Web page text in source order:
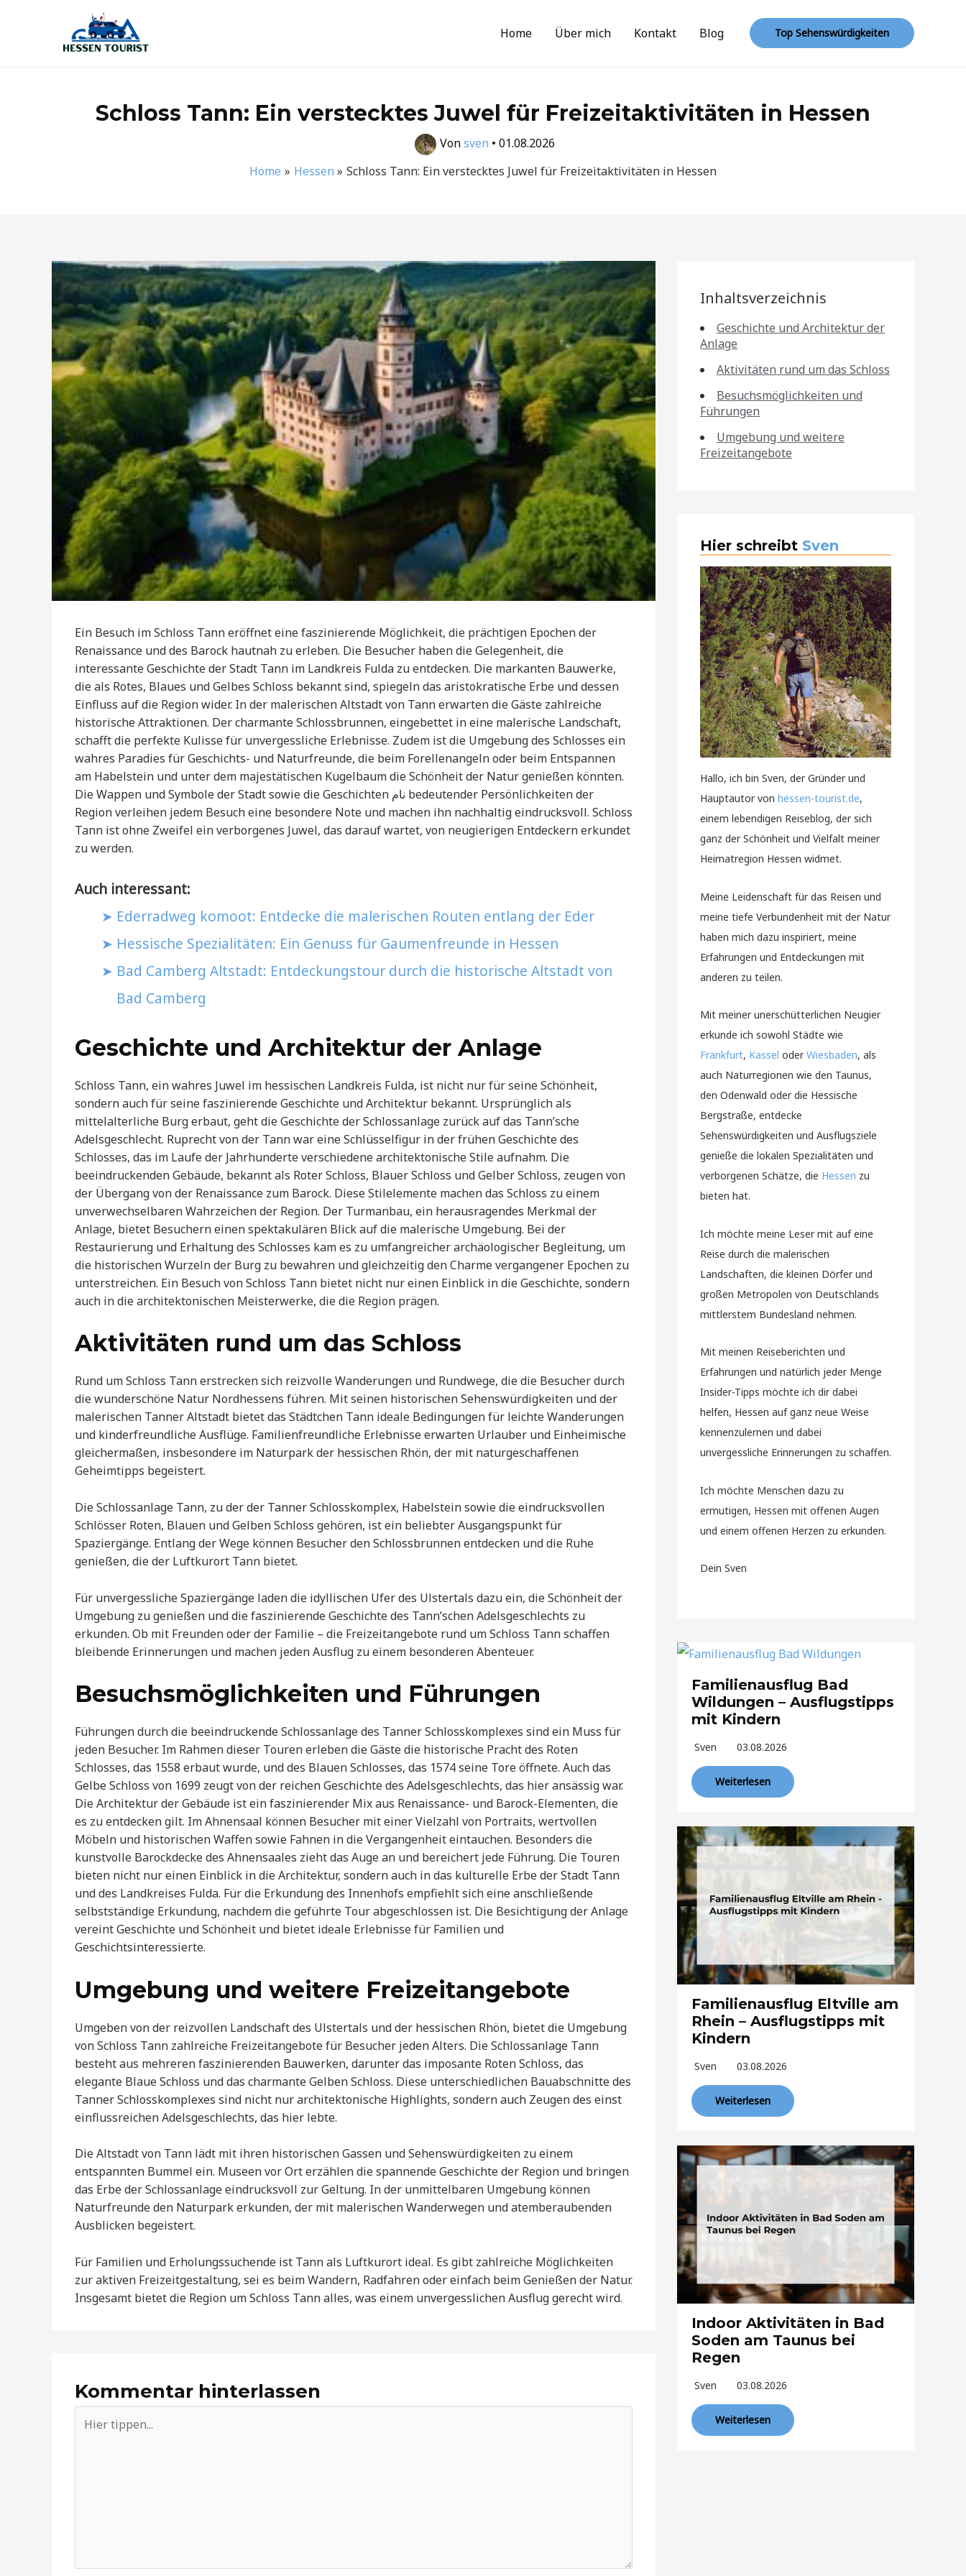
Home Über mich Kontakt Blog Top Sehenswürdigkeiten
Schloss Tann: Ein verstecktes Juwel für Freizeitaktivitäten in Hessen
Vonsven • 01.08.2026
Home
Hessen Schloss Tann: Ein verstecktes Juwel für Freizeitaktivitäten in Hessen
Ein Besuch im Schloss Tann eröffnet eine faszinierende Möglichkeit, die prächtigen Epochen der
Renaissance und des Barock hautnah zu erleben. Die Besucher haben die Gelegenheit, die
interessante Geschichte der Stadt Tann im Landkreis Fulda zu entdecken. Die markanten Bauwerke,
die als Rotes, Blaues und Gelbes Schloss bekannt sind, spiegeln das aristokratische Erbe und dessen
Einfluss auf die Region wider. In der malerischen Altstadt von Tann erwarten die Gäste zahlreiche
historische Attraktionen. Der charmante Schlossbrunnen, eingebettet in eine malerische Landschaft,
schafft die perfekte Kulisse für unvergessliche Erlebnisse. Zudem ist die Umgebung des Schlosses ein
wahres Paradies für Geschichts- und Naturfreunde, die beim Forellenangeln oder beim Entspannen
am Habelstein und unter dem majestätischen Kugelbaum die Schönheit der Natur genießen könnten.
Die Wappen und Symbole der Stadt sowie die Geschichten نام bedeutender Persönlichkeiten der
Region verleihen jedem Besuch eine besondere Note und machen ihn nachhaltig eindrucksvoll. Schloss
Tann ist ohne Zweifel ein verborgenes Juwel, das darauf wartet, von neugierigen Entdeckern erkundet
zu werden.
Auch interessant:
Ederradweg komoot: Entdecke die malerischen Routen entlang der Eder
Hessische Spezialitäten: Ein Genuss für Gaumenfreunde in Hessen
Bad Camberg Altstadt: Entdeckungstour durch die historische Altstadt von
Bad Camberg
Geschichte und Architektur der Anlage
Schloss Tann, ein wahres Juwel im hessischen Landkreis Fulda, ist nicht nur für seine Schönheit,
sondern auch für seine faszinierende Geschichte und Architektur bekannt. Ursprünglich als
mittelalterliche Burg erbaut, geht die Geschichte der Schlossanlage zurück auf das Tann’sche
Adelsgeschlecht. Ruprecht von der Tann war eine Schlüsselfigur in der frühen Geschichte des
Schlosses, das im Laufe der Jahrhunderte verschiedene architektonische Stile aufnahm. Die
beeindruckenden Gebäude, bekannt als Roter Schloss, Blauer Schloss und Gelber Schloss, zeugen von
der Übergang von der Renaissance zum Barock. Diese Stilelemente machen das Schloss zu einem
unverwechselbaren Wahrzeichen der Region. Der Turmanbau, ein herausragendes Merkmal der
Anlage, bietet Besuchern einen spektakulären Blick auf die malerische Umgebung. Bei der
Restaurierung und Erhaltung des Schlosses kam es zu umfangreicher archäologischer Begleitung, um
die historischen Wurzeln der Burg zu bewahren und gleichzeitig den Charme vergangener Epochen zu
unterstreichen. Ein Besuch von Schloss Tann bietet nicht nur einen Einblick in die Geschichte, sondern
auch in die architektonischen Meisterwerke, die die Region prägen.
Aktivitäten rund um das Schloss
Rund um Schloss Tann erstrecken sich reizvolle Wanderungen und Rundwege, die die Besucher durch
die wunderschöne Natur Nordhessens führen. Mit seinen historischen Sehenswürdigkeiten und der
malerischen Tanner Altstadt bietet das Städtchen Tann ideale Bedingungen für leichte Wanderungen
und kinderfreundliche Ausflüge. Familienfreundliche Erlebnisse erwarten Urlauber und Einheimische
gleichermaßen, insbesondere im Naturpark der hessischen Rhön, der mit naturgeschaffenen
Geheimtipps begeistert.
Die Schlossanlage Tann, zu der der Tanner Schlosskomplex, Habelstein sowie die eindrucksvollen
Schlösser Roten, Blauen und Gelben Schloss gehören, ist ein beliebter Ausgangspunkt für
Spaziergänge. Entlang der Wege können Besucher den Schlossbrunnen entdecken und die Ruhe
genießen, die der Luftkurort Tann bietet.
Für unvergessliche Spaziergänge laden die idyllischen Ufer des Ulstertals dazu ein, die Schönheit der
Umgebung zu genießen und die faszinierende Geschichte des Tann’schen Adelsgeschlechts zu
erkunden. Ob mit Freunden oder der Familie – die Freizeitangebote rund um Schloss Tann schaffen
bleibende Erinnerungen und machen jeden Ausflug zu einem besonderen Abenteuer.
Besuchsmöglichkeiten und Führungen
Führungen durch die beeindruckende Schlossanlage des Tanner Schlosskomplexes sind ein Muss für
jeden Besucher. Im Rahmen dieser Touren erleben die Gäste die historische Pracht des Roten
Schlosses, das 1558 erbaut wurde, und des Blauen Schlosses, das 1574 seine Tore öffnete. Auch das
Gelbe Schloss von 1699 zeugt von der reichen Geschichte des Adelsgeschlechts, das hier ansässig war.
Die Architektur der Gebäude ist ein faszinierender Mix aus Renaissance- und Barock-Elementen, die
es zu entdecken gilt. Im Ahnensaal können Besucher mit einer Vielzahl von Portraits, wertvollen
Möbeln und historischen Waffen sowie Fahnen in die Vergangenheit eintauchen. Besonders die
kunstvolle Barockdecke des Ahnensaales zieht das Auge an und bereichert jede Führung. Die Touren
bieten nicht nur einen Einblick in die Architektur, sondern auch in das kulturelle Erbe der Stadt Tann
und des Landkreises Fulda. Für die Erkundung des Innenhofs empfiehlt sich eine anschließende
selbstständige Erkundung, nachdem die geführte Tour abgeschlossen ist. Die Besichtigung der Anlage
vereint Geschichte und Schönheit und bietet ideale Erlebnisse für Familien und
Geschichtsinteressierte.
Umgebung und weitere Freizeitangebote
Umgeben von der reizvollen Landschaft des Ulstertals und der hessischen Rhön, bietet die Umgebung
von Schloss Tann zahlreiche Freizeitangebote für Besucher jeden Alters. Die Schlossanlage Tann
besteht aus mehreren faszinierenden Bauwerken, darunter das imposante Roten Schloss, das
elegante Blaue Schloss und das charmante Gelben Schloss. Diese unterschiedlichen Bauabschnitte des
Tanner Schlosskomplexes sind nicht nur architektonische Highlights, sondern auch Zeugen des einst
einflussreichen Adelsgeschlechts, das hier lebte.
Die Altstadt von Tann lädt mit ihren historischen Gassen und Sehenswürdigkeiten zu einem
entspannten Bummel ein. Museen vor Ort erzählen die spannende Geschichte der Region und bringen
das Erbe der Schlossanlage eindrucksvoll zur Geltung. In der unmittelbaren Umgebung können
Naturfreunde den Naturpark erkunden, der mit malerischen Wanderwegen und atemberaubenden
Ausblicken begeistert.
Für Familien und Erholungssuchende ist Tann als Luftkurort ideal. Es gibt zahlreiche Möglichkeiten
zur aktiven Freizeitgestaltung, sei es beim Wandern, Radfahren oder einfach beim Genießen der Natur.
Insgesamt bietet die Region um Schloss Tann alles, was einem unvergesslichen Ausflug gerecht wird.
Kommentar hinterlassen
tippen...
Inhaltsverzeichnis
Geschichte und Architektur der
Anlage
Aktivitäten rund um das Schloss
Besuchsmöglichkeiten und
Führungen
Umgebung und weitere
Freizeitangebote
Hier schreibt Sven
Hallo, ich bin Sven, der Gründer und
Hauptautor von hessen-tourist.de,
einem lebendigen Reiseblog, der sich
ganz der Schönheit und Vielfalt meiner
Heimatregion Hessen widmet.
Meine Leidenschaft für das Reisen und
meine tiefe Verbundenheit mit der Natur
haben mich dazu inspiriert, meine
Erfahrungen und Entdeckungen mit
anderen zu teilen.
Mit meiner unerschütterlichen Neugier
erkunde ich sowohl Städte wie
Frankfurt, Kassel oderWiesbaden, als
auch Naturregionen wie den Taunus,
den Odenwald oder die Hessische
Bergstraße, entdecke
Sehenswürdigkeiten und Ausflugsziele
genieße die lokalen Spezialitäten und
verborgenen Schätze, die Hessen zu
bieten hat.
Ich möchte meine Leser mit auf eine
Reise durch die malerischen
Landschaften, die kleinen Dörfer und
großen Metropolen von Deutschlands
mittlerstem Bundesland nehmen.
Mit meinen Reiseberichten und
Erfahrungen und natürlich jeder Menge
Insider-Tipps möchte ich dir dabei
helfen, Hessen auf ganz neue Weise
kennenzulernen und dabei
unvergessliche Erinnerungen zu schaffen.
Ich möchte Menschen dazu zu
ermutigen, Hessen mit offenen Augen
und einem offenen Herzen zu erkunden.
Dein Sven
Familienausflug Bad
Wildungen – Ausflugstipps
mit Kindern
Sven 03.08.2026
Weiterlesen
Familienausflug Eltville am
Rhein – Ausflugstipps mit
Kindern
Sven 03.08.2026
Weiterlesen
Indoor Aktivitäten in Bad
Soden am Taunus bei
Regen
Sven 03.08.2026
Weiterlesen